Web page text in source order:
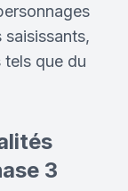
que du
3